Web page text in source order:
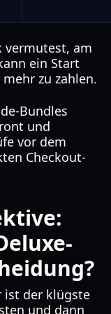
vermutest, am
ein Start
zu zahlen.
Bundles
und
vor dem
Checkout-
ist der klügste
und dann